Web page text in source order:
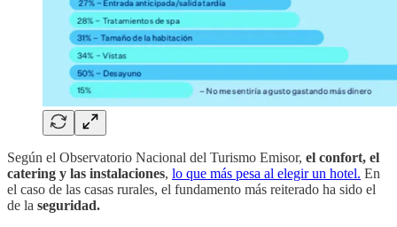
Según el Observatorio Nacional del Turismo Emisor, el confort, el
catering y las instalaciones, lo que más pesa al elegir un hotel. En
el caso de las casas rurales, el fundamento más reiterado ha sido el
de la seguridad.